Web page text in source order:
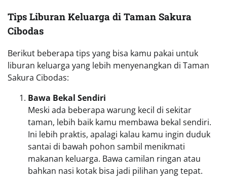
Tips Liburan Keluarga di Taman Sakura
Cibodas
Berikut beberapa tips yang bisa kamu pakai untuk
liburan keluarga yang lebih menyenangkan di Taman
Sakura Cibodas:
Bawa Bekal Sendiri
Meski ada beberapa warung kecil di sekitar
taman, lebih baik kamu membawa bekal sendiri.
Ini lebih praktis, apalagi kalau kamu ingin duduk
santai di bawah pohon sambil menikmati
makanan keluarga. Bawa camilan ringan atau
bahkan nasi kotak bisa jadi pilihan yang tepat.